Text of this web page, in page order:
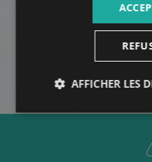
AFFICHER LES